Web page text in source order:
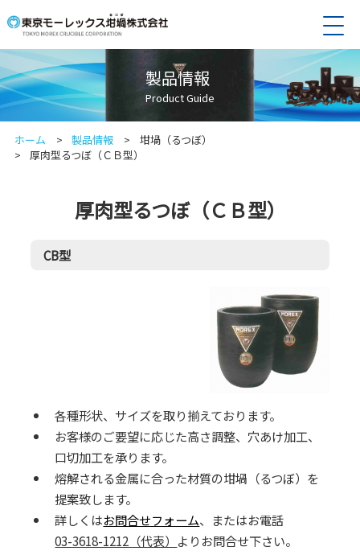
English
企業情報
アクセス
取扱品目
スタンダード
環境宣言
サービス情報
金属溶湯管理
築炉工事
MOREX坩堝（るつぼ）
連続鋳造用るつぼ（ＣＣ型）
坩台（かんだい）
中次
樋（とい）
回転脱ガス用耐火物、黒鉛板
黒鉛パイプ、棒、保護管、ガス吹込ランスパイプ
坩堝（るつぼ）汲み出しるつぼ
ホスポライザー
採用情報
お問い合わせ
製品情報
Product Guide
ホーム 製品情報
坩堝（るつぼ）
厚肉型るつぼ（ＣＢ型）
厚肉型るつぼ（ＣＢ型）
CB型
各種形状、サイズを取り揃えております。
お客様のご要望に応じた高さ調整、穴あけ加工、
口切加工を承ります。
熔解される金属に合った材質の坩堝（るつぼ）を
提案致します。
詳しくはお問合せフォーム、またはお電話
03-3618-1212（代表） よりお問合せ下さい。